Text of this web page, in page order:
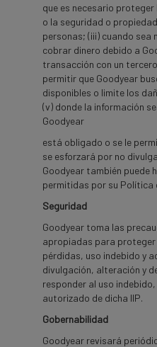
que es necesario
o la seguridad o
personas; (iii) cuando sea
cobrar dinero debido a
transacción con un
permitir que Goodyear
disponibles o limite los
(v) donde la información
Goodyear
está obligado o se le
se esforzará por no
Goodyear también puede
permitidas por su Política
Seguridad
Goodyear toma las
apropiadas para proteger
pérdidas, uso indebido y
divulgación, alteración y
responder al uso
autorizado de dicha IIP.
Gobernabilidad
Goodyear revisará